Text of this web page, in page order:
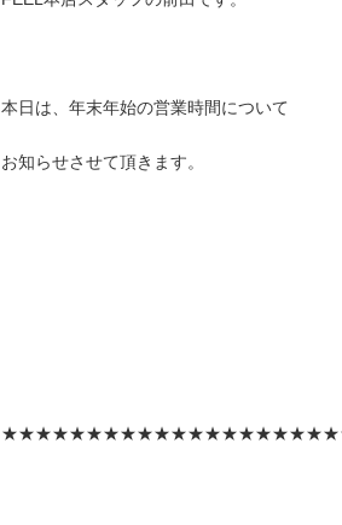
本日は、年末年始の営業時間について
お知らせさせて頂きます。